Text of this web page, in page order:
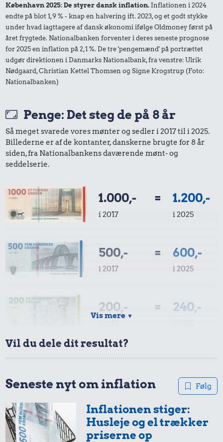
København 2025: De styrer dansk inflation. Inflationen i 2024
endte på blot 1,9 % - knap en halvering ift. 2023, og et godt stykke
under hvad iagttagere af dansk økonomi ifølge Oldmoney først på
året frygtede. Nationalbanken forventer i deres seneste prognose
for 2025 en inflation på 2,1 %. De tre 'pengemænd' på portrættet
udgør direktionen i Danmarks Nationalbank, fra venstre: Ulrik
Nødgaard, Christian Kettel Thomsen og Signe Krogstrup (Foto:
Nationalbanken)
Penge: Det steg de på 8 år
Så meget svarede vores mønter og sedler i 2017 til i 2025.
Billederne er af de kontanter, danskerne brugte for 8 år
siden, fra Nationalbankens daværende mønt- og
seddelserie.
1.000,-
i 2017
= 1.200,-
i 2025
500,-
i 2017
= 600,-
i 2025
200,- = 240,-
100,-
i 2017
= 120,-
i 2025
50,-
i 2017
= 60,-
Vis mere ▼
Vil du dele dit resultat?
Seneste nyt om inflation Følg
Inflationen stiger:
Husleje og el trækker
priserne op